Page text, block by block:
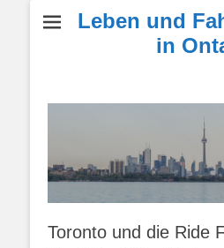
Leben und
in
Toronto und die Ride